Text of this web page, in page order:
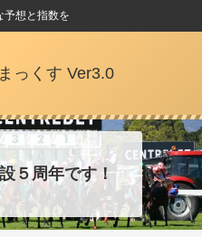
予想と指数を
っくす Ver3.0
５周年です！